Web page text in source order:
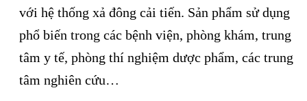
với hệ thống xả đông cải tiến. Sản phẩm sử dụng
phổ biến trong các bệnh viện, phòng khám, trung
tâm y tế, phòng thí nghiệm dược phẩm, các trung
tâm nghiên cứu…